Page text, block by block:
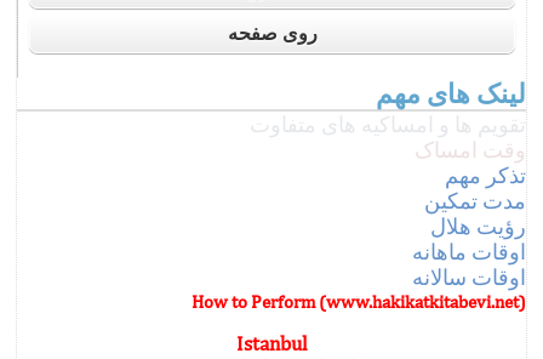
روی صفحه
لینک های مهم
تقویم ها و امساکیه های متفاوت
وقت امساک
تذکر مهم
مدت تمکين
رؤﻳﺖ ﻫﻼل
اوقات ماهانه
اوقات سالانه
How to Perform (www.hakikatkitabevi.net)
Istanbul